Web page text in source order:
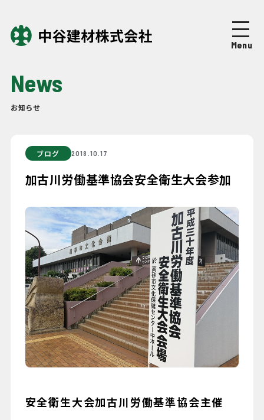
Menu
Business
Company企業情報
News ニュース
Recruit採用情報
079-447-4112
（受付時間 : 平日10:00〜17:00）
お問い合わせ
News
お知らせ
ブログ 2018.10.17
加古川労働基準協会安全衛生大会参加
安全衛生大会加古川労働基準協会主催